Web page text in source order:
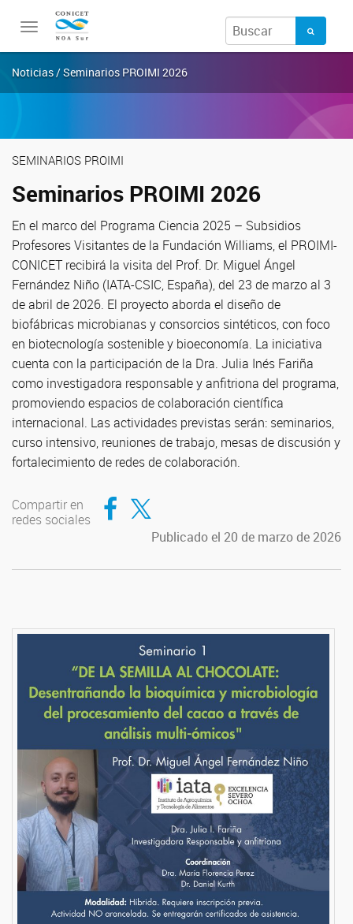
Toggle
navigation
Noticias / Seminarios PROIMI 2026
SEMINARIOS PROIMI
Seminarios PROIMI 2026
En el marco del Programa Ciencia 2025 – Subsidios
Profesores Visitantes de la Fundación Williams, el PROIMI-
CONICET recibirá la visita del Prof. Dr. Miguel Ángel
Fernández Niño (IATA-CSIC, España), del 23 de marzo al 3
de abril de 2026. El proyecto aborda el diseño de
biofábricas microbianas y consorcios sintéticos, con foco
en biotecnología sostenible y bioeconomía. La iniciativa
cuenta con la participación de la Dra. Julia Inés Fariña
como investigadora responsable y anfitriona del programa,
promoviendo espacios de colaboración científica
internacional. Las actividades previstas serán: seminarios,
curso intensivo, reuniones de trabajo, mesas de discusión y
fortalecimiento de redes de colaboración.
Compartir en
redes sociales
Compartir en Facebook
Compartir en Twitter
Publicado el 20 de marzo de 2026